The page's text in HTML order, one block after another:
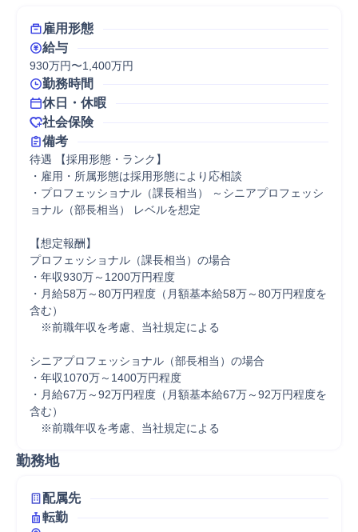
雇用形態
給与
930万円〜1,400万円
勤務時間
休日・休暇
社会保険
備考
待遇	【採用形態・ランク】
・雇用・所属形態は採用形態により応相談
・プロフェッショナル（課長相当） ～シニアプロフェッシ
ョナル（部長相当） レベルを想定
【想定報酬】
プロフェッショナル（課長相当）の場合
・年収930万～1200万円程度
・月給58万～80万円程度（月額基本給58万～80万円程度を
含む）
※前職年収を考慮、当社規定による
シニアプロフェッショナル（部長相当）の場合
・年収1070万～1400万円程度
・月給67万～92万円程度（月額基本給67万～92万円程度を
含む）
※前職年収を考慮、当社規定による
勤務地
配属先
転勤